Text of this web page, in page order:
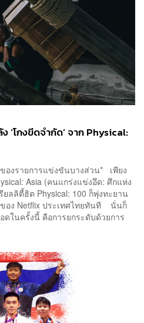
‘โกงขีดจำกัด’ จาก Physical:
องรายการแข่งขันบางส่วน* เพียง
Asia (คนแกร่งแข่งอึด: ศึกแห่ง
ยลลิตี้ฮิต Physical: 100 ก็พุ่งทะยาน
อง Netflix ประเทศไทยทันที นั่นก็
ดในครั้งนี้ คือการยกระดับด้วยการ